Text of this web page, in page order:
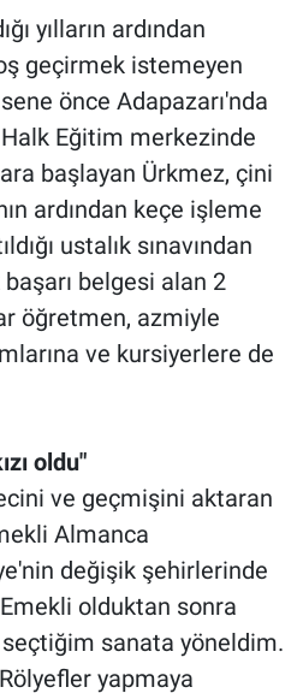
yılların ardından
geçirmek istemeyen
önce Adapazarı'nda
Eğitim merkezinde
başlayan Ürkmez, çini
ardından keçe işleme
ustalık sınavından
belgesi alan 2
öğretmen, azmiyle
ve kursiyerlere de
oldu"
ve geçmişini aktaran
Almanca
değişik şehirlerinde
olduktan sonra
sanata yöneldim.
yapmaya